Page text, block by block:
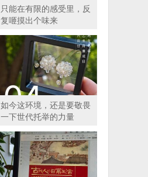
只能在有限的感受里，反
复咂摸出个味来
如今这环境，还是要敬畏
一下世代托举的力量